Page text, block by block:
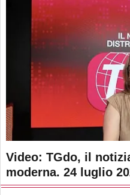
Video: TGdo, il
moderna. 24 luglio